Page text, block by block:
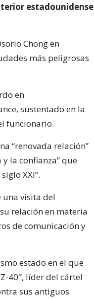
estadounidense
Chong en
más peligrosas
en
sustentado en la
funcionario.
“renovada relación”
la confianza” que
XXI”.
una visita del
relación en materia
de comunicación y
estado en el que
40″, líder del cártel
sus antiguos